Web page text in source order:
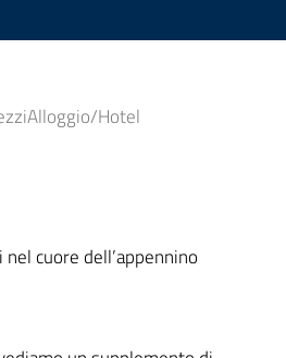
Alloggio/Hotel
cuore dell’appennino